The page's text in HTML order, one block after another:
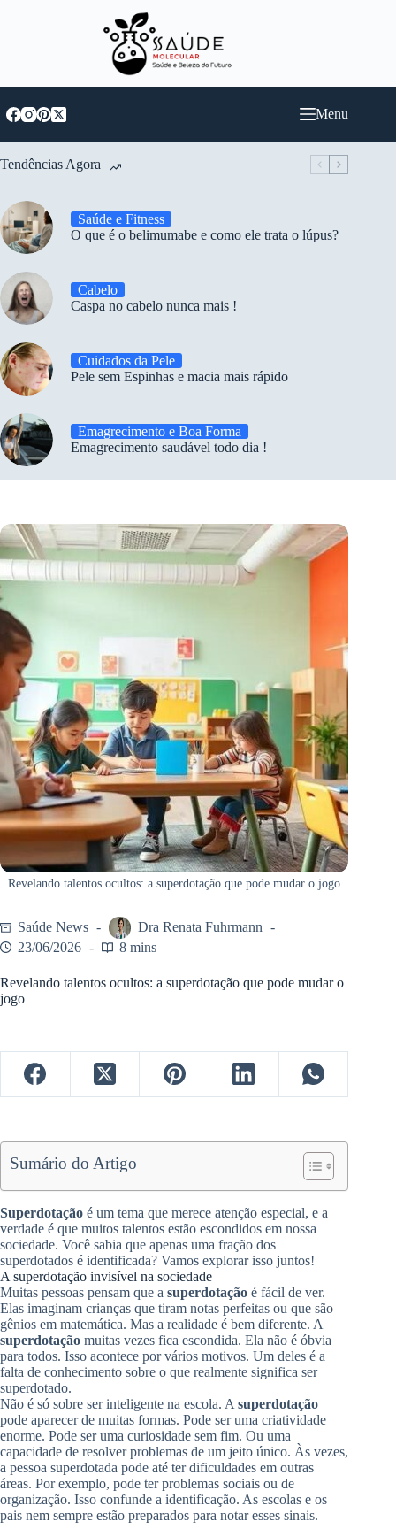
Menu
Tendências Agora
Saúde e Fitness
O que é o belimumabe e como ele trata o lúpus?
Cabelo
Caspa no cabelo nunca mais !
Cuidados da Pele
Pele sem Espinhas e macia mais rápido
Emagrecimento e Boa Forma
Emagrecimento saudável todo dia !
Revelando talentos ocultos: a superdotação que pode mudar o jogo
Saúde News
Dra Renata Fuhrmann
23/06/2026
8 mins
Revelando talentos ocultos: a superdotação que pode mudar o
jogo
Sumário do Artigo
Superdotação é um tema que merece atenção especial, e a
verdade é que muitos talentos estão escondidos em nossa
sociedade. Você sabia que apenas uma fração dos
superdotados é identificada? Vamos explorar isso juntos!
A superdotação invisível na sociedade
Muitas pessoas pensam que a superdotação é fácil de ver.
Elas imaginam crianças que tiram notas perfeitas ou que são
gênios em matemática. Mas a realidade é bem diferente. A
superdotação muitas vezes fica escondida. Ela não é óbvia
para todos. Isso acontece por vários motivos. Um deles é a
falta de conhecimento sobre o que realmente significa ser
superdotado.
Não é só sobre ser inteligente na escola. A superdotação
pode aparecer de muitas formas. Pode ser uma criatividade
enorme. Pode ser uma curiosidade sem fim. Ou uma
capacidade de resolver problemas de um jeito único. Às vezes,
a pessoa superdotada pode até ter dificuldades em outras
áreas. Por exemplo, pode ter problemas sociais ou de
organização. Isso confunde a identificação. As escolas e os
pais nem sempre estão preparados para notar esses sinais.